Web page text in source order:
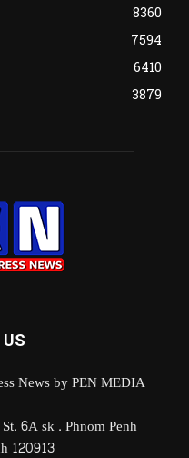
8360
7594
6410
3879
News by PEN MEDIA
6A sk . Phnom Penh
120913